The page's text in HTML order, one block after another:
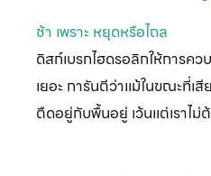
ช้า เพราะ หยุดหรือไถล
ดิสก์เบรกไฮดรอลิกให้การค
เยอะ การันตีว่าแม้ในขณะที่เ
ตืดอยู่กับพื้นอยู่ เว้นแต่เราไ